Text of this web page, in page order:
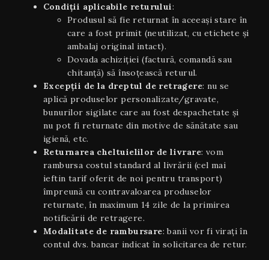
Condiţii aplicabile returului:
Produsul să fie returnat în aceeaşi stare în
care a fost primit (neutilizat, cu etichete și
ambalaj original intact).
Dovada achiziției (factură, comandă sau
chitanță) să însoțească returul.
Excepții de la dreptul de retragere: nu se
aplică produselor personalizate/gravate,
bunurilor sigilate care au fost despachetate și
nu pot fi returnate din motive de sănătate sau
igienă, etc.
Returnarea cheltuielilor de livrare: vom
rambursa costul standard al livrării (cel mai
ieftin tarif oferit de noi pentru transport)
împreună cu contravaloarea produselor
returnate, în maximum 14 zile de la primirea
notificării de retragere.
Modalitate de rambursare: banii vor fi virați în
contul dvs. bancar indicat în solicitarea de retur.